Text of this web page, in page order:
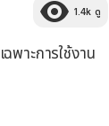
1.4k ดู
พาะการใช้งาน